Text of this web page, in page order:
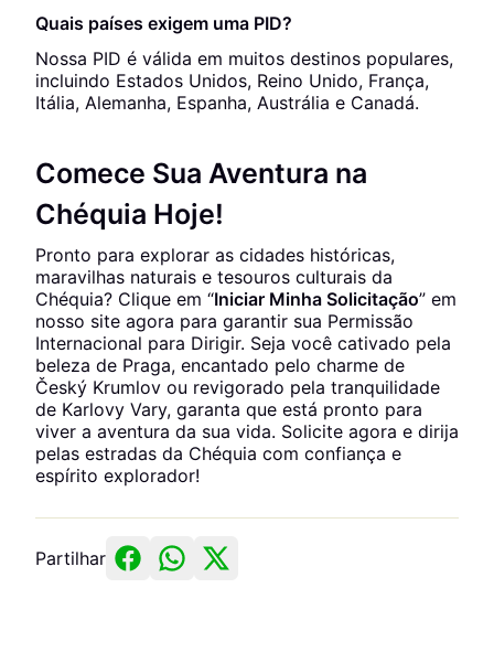
Quais países exigem uma PID?
Nossa PID é válida em muitos destinos populares,
incluindo Estados Unidos, Reino Unido, França,
Itália, Alemanha, Espanha, Austrália e Canadá.
Comece Sua Aventura na
Chéquia Hoje!
Pronto para explorar as cidades históricas,
maravilhas naturais e tesouros culturais da
Chéquia? Clique em “Iniciar Minha Solicitação” em
nosso site agora para garantir sua Permissão
Internacional para Dirigir. Seja você cativado pela
beleza de Praga, encantado pelo charme de
Český Krumlov ou revigorado pela tranquilidade
de Karlovy Vary, garanta que está pronto para
viver a aventura da sua vida. Solicite agora e dirija
pelas estradas da Chéquia com confiança e
espírito explorador!
Partilhar